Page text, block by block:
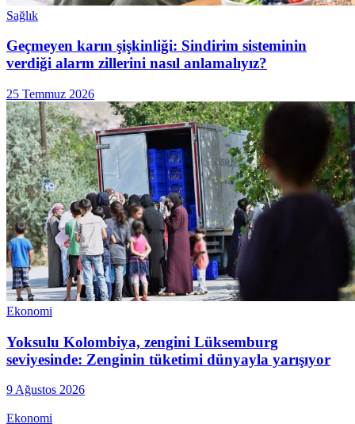
Sağlık
Geçmeyen karın şişkinliği: Sindirim sisteminin
verdiği alarm zillerini nasıl anlamalıyız?
25 Temmuz 2026
Ekonomi
Yoksulu Kolombiya, zengini Lüksemburg
seviyesinde: Zenginin tüketimi dünyayla yarışıyor
9 Ağustos 2026
Ekonomi